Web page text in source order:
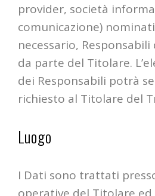
provider, società
comunicazione)
necessario,
da parte del Titolare.
dei Responsabili potrà
richiesto al Titolare del
Luogo
I Dati sono trattati